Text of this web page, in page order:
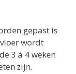
gepast is
wordt
3 á 4 weken
zijn.